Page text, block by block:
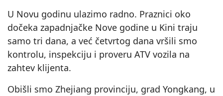
U Novu godinu ulazimo radno. Praznici oko
dočeka zapadnjačke Nove godine u Kini traju
samo tri dana, a već četvrtog dana vršili smo
kontrolu, inspekciju i proveru ATV vozila na
zahtev klijenta.
Obišli smo Zhejiang provinciju, grad Yongkang, u